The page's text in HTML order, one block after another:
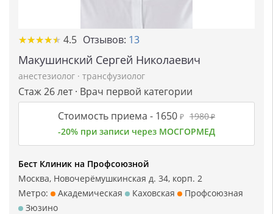
★★★★★
★★★★★ 4.5 Отзывов: 13
Макушинский Сергей Николаевич
анестезиолог · трансфузиолог
Стаж 26 лет · Врач первой категории
Стоимость приема - 1650 ₽ 1980₽
-20% при записи через МОСГОРМЕД
Бест Клиник на Профсоюзной
Москва, Новочерёмушкинская д. 34, корп. 2
Метро:
Академическая Каховская
Профсоюзная
Зюзино